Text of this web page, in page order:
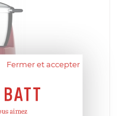
Rouge
Fermer et accepter